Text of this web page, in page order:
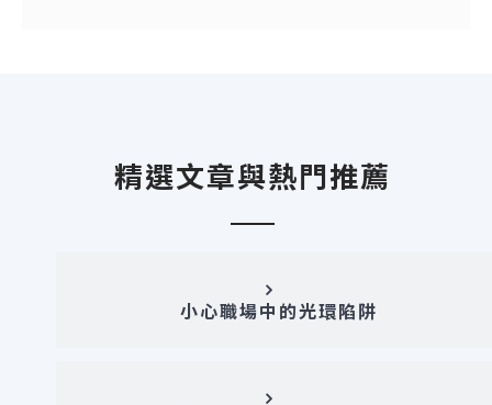
精選文章與熱門推薦
小心職場中的光環陷阱